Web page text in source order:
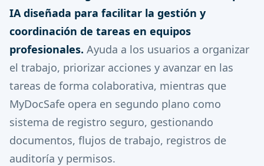
IA diseñada para facilitar la gestión y
coordinación de tareas en equipos
profesionales. Ayuda a los usuarios a organizar
el trabajo, priorizar acciones y avanzar en las
tareas de forma colaborativa, mientras que
MyDocSafe opera en segundo plano como
sistema de registro seguro, gestionando
documentos, flujos de trabajo, registros de
auditoría y permisos.